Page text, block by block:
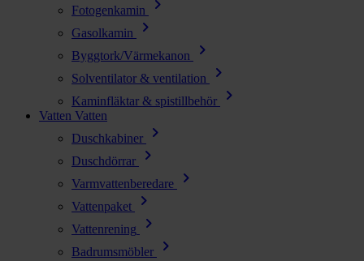
Fotogenkamin chevron_right
Gasolkamin chevron_right
Byggtork/Värmekanon chevron_right
Solventilator & ventilation chevron_right
Kaminfläktar & spistillbehör chevron_right
Vatten Vatten
Duschkabiner
chevron_right
Duschdörrar chevron_right
Varmvattenberedare chevron_right
Vattenpaket chevron_right
Vattenrening chevron_right
Badrumsmöbler chevron_right